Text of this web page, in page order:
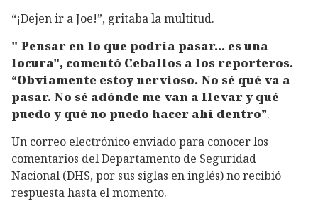
“¡Dejen ir a Joe!”, gritaba la multitud.
" Pensar en lo que podría pasar... es una
locura", comentó Ceballos a los reporteros.
“Obviamente estoy nervioso. No sé qué va a
pasar. No sé adónde me van a llevar y qué
puedo y qué no puedo hacer ahí dentro”.
Un correo electrónico enviado para conocer los
comentarios del Departamento de Seguridad
Nacional (DHS, por sus siglas en inglés) no recibió
respuesta hasta el momento.